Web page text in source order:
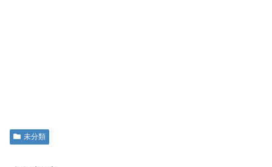
未分類